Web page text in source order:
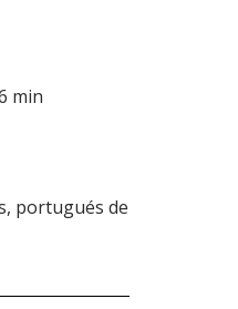
min
portugués de